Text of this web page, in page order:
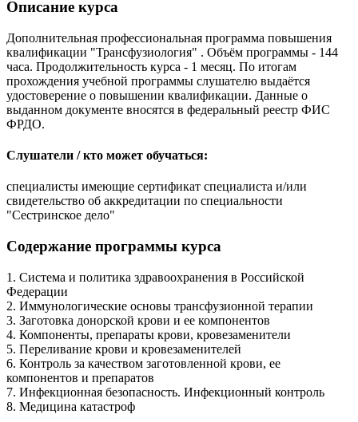
Описание курса
Дополнительная профессиональная программа повышения
квалификации "Трансфузиология" . Объём программы - 144
часа. Продолжительность курса - 1 месяц. По итогам
прохождения учебной программы слушателю выдаётся
удостоверение о повышении квалификации. Данные о
выданном документе вносятся в федеральный реестр ФИС
ФРДО.
Слушатели / кто может обучаться:
специалисты имеющие сертификат специалиста и/или
свидетельство об аккредитации по специальности
"Сестринское дело"
Содержание программы курса
1. Система и политика здравоохранения в Российской
Федерации
2. Иммунологические основы трансфузионной терапии
3. Заготовка донорской крови и ее компонентов
4. Компоненты, препараты крови, кровезаменители
5. Переливание крови и кровезаменителей
6. Контроль за качеством заготовленной крови, ее
компонентов и препаратов
7. Инфекционная безопасность. Инфекционный контроль
8. Медицина катастроф